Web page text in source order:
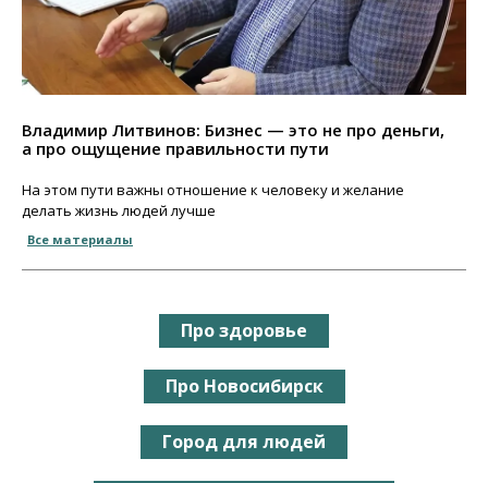
Владимир Литвинов: Бизнес — это не про деньги,
а про ощущение правильности пути
На этом пути важны отношение к человеку и желание
делать жизнь людей лучше
Все материалы
Про здоровье
Про Новосибирск
Город для людей